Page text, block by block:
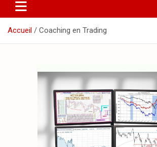
Accueil Coaching en Trading